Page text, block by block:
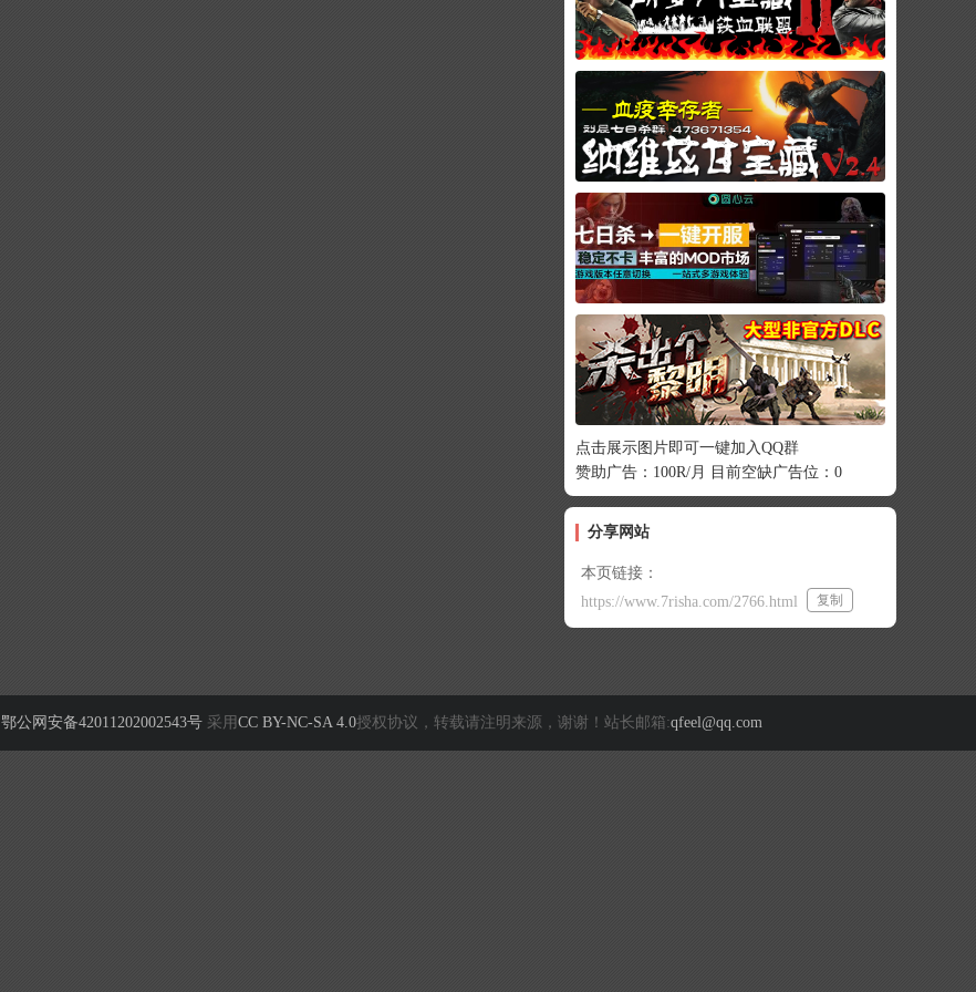
点击展示图片即可一键加入QQ群
赞助广告：100R/月 目前空缺广告位：0
分享网站
本页链接：
https://www.7risha.com/2766.html
复制
鄂公网安备42011202002543号 采用 CC BY-NC-SA 4.0授权协议，转载请注明来源，谢谢！站长邮箱:qfeel@qq.com